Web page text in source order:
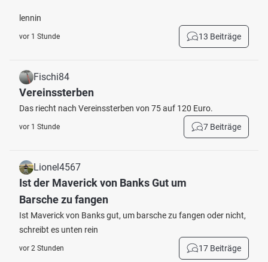
lennin
vor 1 Stunde 13 Beiträge
Fischi84
Vereinssterben
Das riecht nach Vereinssterben von 75 auf 120 Euro.
vor 1 Stunde 7 Beiträge
Lionel4567
Ist der Maverick von Banks Gut um
Barsche zu fangen
Ist Maverick von Banks gut, um barsche zu fangen oder nicht,
schreibt es unten rein
vor 2 Stunden 17 Beiträge